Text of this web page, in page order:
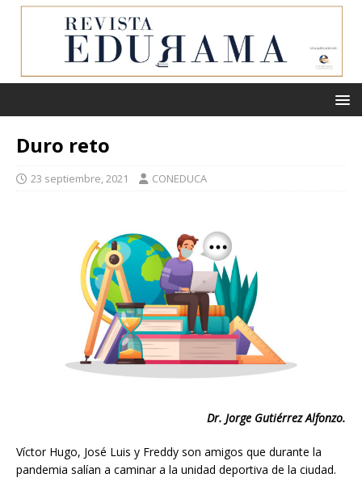
Duro reto
23 septiembre, 2021 CONEDUCA
Dr. Jorge Gutiérrez Alfonzo.
Víctor Hugo, José Luis y Freddy son amigos que durante la
pandemia salían a caminar a la unidad deportiva de la ciudad.